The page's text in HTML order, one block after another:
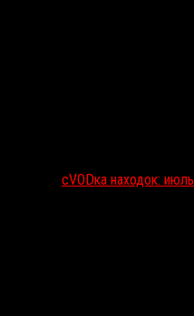
сVODка находок: июль